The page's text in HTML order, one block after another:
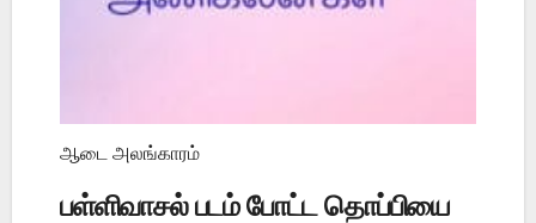
ஆடை அலங்காரம்
பள்ளிவாசல் படம் போட்ட தொப்பியை